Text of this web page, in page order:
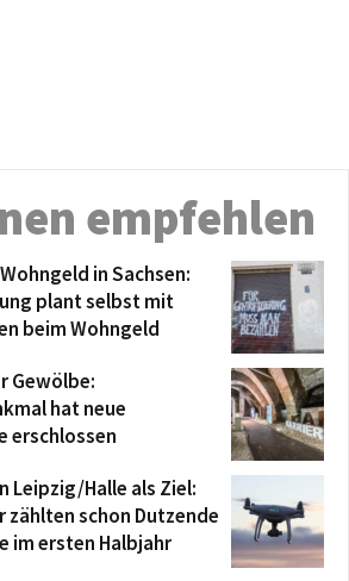
empfehlen
in Sachsen:
plant selbst mit
beim Wohngeld
Gewölbe:
hat neue
erschlossen
Leipzig/Halle als Ziel:
zählten schon Dutzende
im ersten Halbjahr